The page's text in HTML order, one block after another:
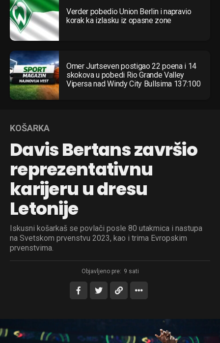
Verder pobedio Union Berlin i napravio
korak ka izlasku iz opasne zone
Omer Jurtseven postigao 22 poena i 14
skokova u pobedi Rio Grande Valley
Vipersa nad Windy City Bullsima 137:100
KOŠARKA
Davis Bertans završio
reprezentativnu
karijeru u dresu
Letonije
Iskusni košarkaš se povlači posle 80 utakmica i nastupa
na Svetskom prvenstvu 2023, kao i trima Evropskim
prvenstvima.
Objavljeno pre: 9 sati